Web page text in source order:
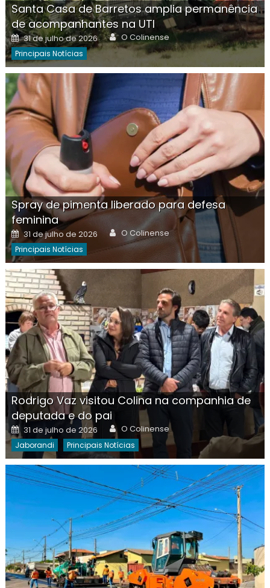
Santa Casa de Barretos amplia permanência
de acompanhantes na UTI
Posted
on
31 de julho de 2026 Author
O Colinense
Principais Notícias
Spray de pimenta liberado para defesa
feminina
Posted
on
31 de julho de 2026 Author
O Colinense
Principais Notícias
Rodrigo Vaz visitou Colina na companhia de
deputada e do pai
Posted
on
31 de julho de 2026 Author
O Colinense
Jaborandi Principais Notícias